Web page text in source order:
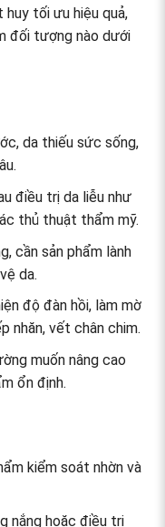
huy tối ưu hiệu quả,
đối tượng nào dưới
da thiếu sức sống,
điều trị da liễu như
thủ thuật thẩm mỹ.
cần sản phẩm lành
da.
độ đàn hồi, làm mờ
nhăn, vết chân chim.
muốn nâng cao
ổn định.
kiểm soát nhờn và
nắng hoặc điều trị